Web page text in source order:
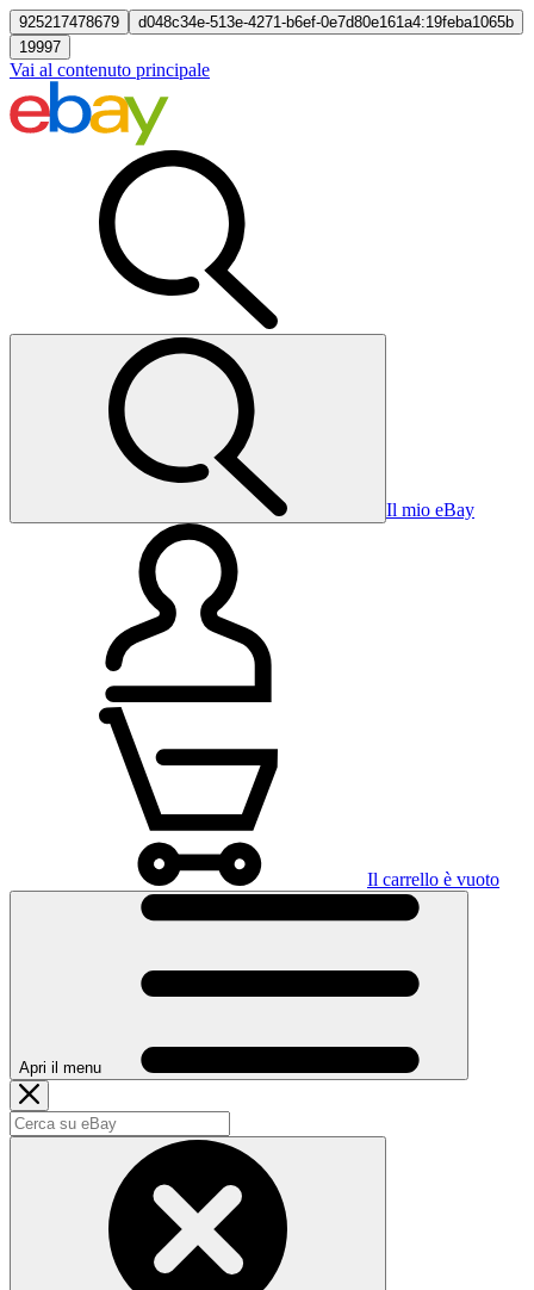
925217478679
d048c34e-513e-4271-b6ef-0e7d80e161a4:19feba1065b
19997
Vai al contenuto principale
Il mio eBay
Il carrello è vuoto
Apri il menu